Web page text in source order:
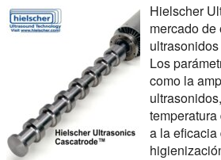
Hielscher
mercado
Los
como la
a la